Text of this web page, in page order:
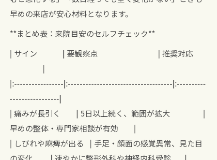
早めの来店が安心材料となります。
**まとめ表：来院目安のセルフチェック**
| サイン | 要観察点 | 推奨対応
|
|:-----------------|:------------------------------------|:----------
-----------------|
| 痛みが長引く | 5日以上続く、範囲が拡大 |
早めの整体・専門家相談が有効 |
| しびれや麻痺が出る | 手足・顔面の感覚異常、見た目